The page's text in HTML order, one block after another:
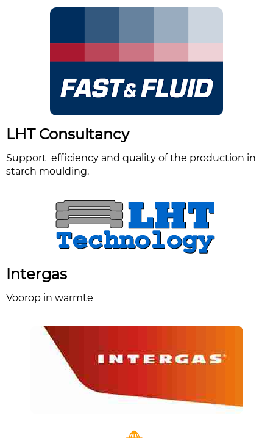
LHT Consultancy
Support efficiency and quality of the production in
starch moulding.
Intergas
Voorop in warmte